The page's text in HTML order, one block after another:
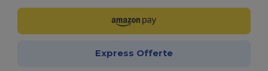
Express Offerte